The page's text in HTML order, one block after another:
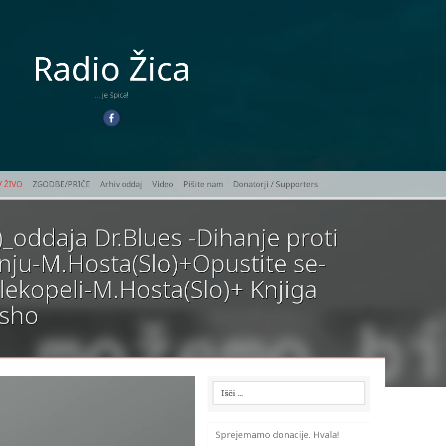
Radio Žica
… je špica!
ŽIVO ZGODBE/PRIČE Arhiv oddaj Video Pišite nam Donatorji / Supporters
Dr.Blues -Dihanje proti
M.Hosta(Slo)+Opustite se-
M.Hosta(Slo)+ Knjiga
Išči:
Sprejemamo donacije. Hvala!